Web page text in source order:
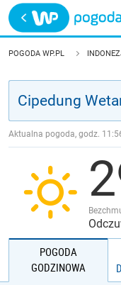
Trwa ładowanie
POLSKA
JAKOŚĆ POWIETRZA
POGODA WP.PL
Aktualna pogoda, godz.
POGODA
GODZINOWA